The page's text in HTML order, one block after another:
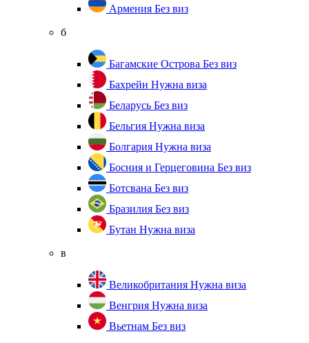
Армения Без виз
б
Багамские Острова Без виз
Бахрейн Нужна виза
Беларусь Без виз
Бельгия Нужна виза
Болгария Нужна виза
Босния и Герцеговина Без виз
Ботсвана Без виз
Бразилия Без виз
Бутан Нужна виза
в
Великобритания Нужна виза
Венгрия Нужна виза
Вьетнам Без виз